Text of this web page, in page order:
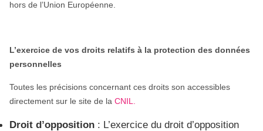
hors de l’Union Européenne.
L’exercice de vos droits relatifs à la protection des données
personnelles
Toutes les précisions concernant ces droits son accessibles
directement sur le site de la CNIL.
Droit d’opposition : L’exercice du droit d’opposition